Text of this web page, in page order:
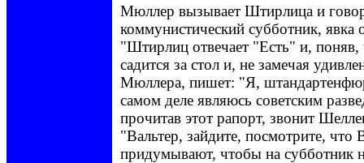
Мюллер вызывает Штирлица и
коммунистический субботник, явка
"Штирлиц отвечает "Есть" и, поняв,
садится за стол и, не замечая
Мюллера, пишет: "Я,
самом деле являюсь советским
прочитав этот рапорт, звонит
"Вальтер, зайдите, посмотрите,
придумывают, чтобы на субботник